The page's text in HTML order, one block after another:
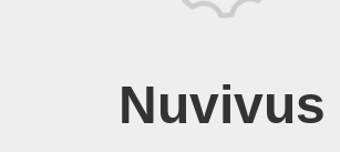
Nuvivus